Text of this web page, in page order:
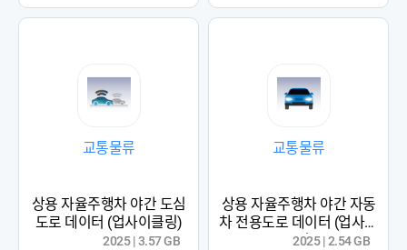
록
록
교통물류
상용 자율주행차 야간 도심
도로 데이터 (업사이클링)
2025 | 3.57 GB
교통물류
상용 자율주행차 야간 자동
차 전용도로 데이터 (업사이
클링)
2025 | 2.54 GB